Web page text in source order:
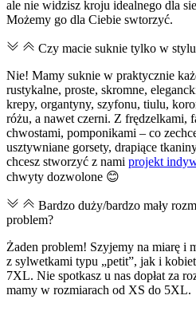
ale nie widzisz kroju idealnego dla
Możemy go dla Ciebie swtorzyć.
Czy macie suknie tylko w
Nie! Mamy suknie w praktycznie
rustykalne, proste, skromne,
krepy, organtyny, szyfonu, tiulu,
różu, a nawet czerni. Z frędzelkami,
chwostami, pomponikami – co
usztywniane gorsety, drapiące
chcesz stworzyć z nami projekt
chwyty dozwolone 😊
Bardzo duży/bardzo mały
problem?
Żaden problem! Szyjemy na miarę i
z sylwetkami typu „petit”, jak i
7XL. Nie spotkasz u nas dopłat za
mamy w rozmiarach od XS do 5XL.